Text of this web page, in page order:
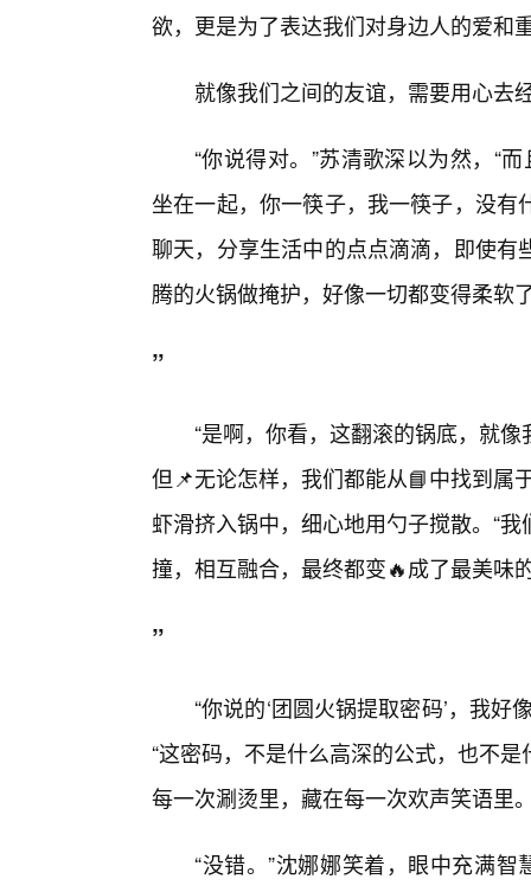
欲，更是为了表达我们对身边人的爱和
就像我们之间的友谊，需要用心去
“你说得对。”苏清歌深以为然，“
坐在一起，你一筷子，我一筷子，没
聊天，分享生活中的点点滴滴，即使
腾的火锅做掩护，好像一切都变得柔软
”
“是啊，你看，这翻滚的锅底，就
但📌无论怎样，我们都能从📘中找到属
虾滑挤入锅中，细心地用勺子搅散。“
撞，相互融合，最终都变🔥成了最美味
”
“你说的‘团圆火锅提取密码’，我
“这密码，不是什么高深的公式，也不
每一次涮烫里，藏在每一次欢声笑语里
“没错。”沈娜娜笑着，眼中充满智